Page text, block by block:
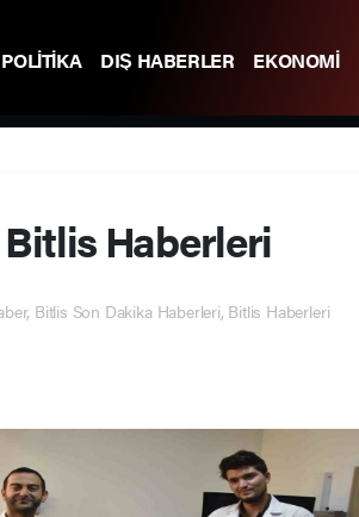
POLİTİKA DIŞ HABERLER EKONOMİ
Bitlis Haberleri
Bitlis Son Dakika Haberleri, Bitlis Haberleri